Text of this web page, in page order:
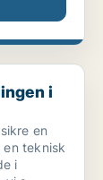
i
en
teknisk
i